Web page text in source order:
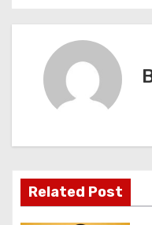
v
i
g
Related Post